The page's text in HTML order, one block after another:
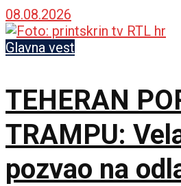
ispuni šest
08.08.2026
Glavna vest
TEHERAN
TRAMPU:
pozvao na